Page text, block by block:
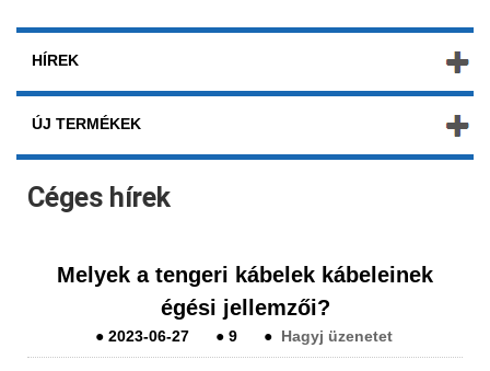
HÍREK
ÚJ TERMÉKEK
Céges hírek
Melyek a tengeri kábelek kábeleinek
égési jellemzői?
●2023-06-27 ●9 ● Hagyj üzenetet